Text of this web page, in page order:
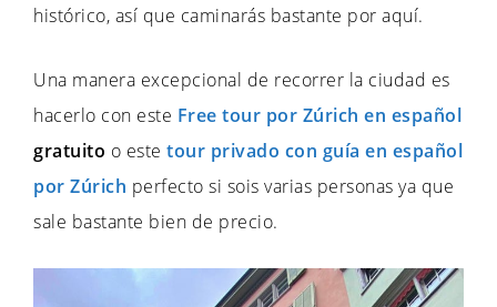
histórico, así que caminarás bastante por aquí.
Una manera excepcional de recorrer la ciudad es
hacerlo con este Free tour por Zúrich en español
gratuito o este tour privado con guía en español
por Zúrich perfecto si sois varias personas ya que
sale bastante bien de precio.